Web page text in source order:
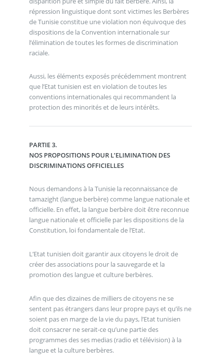
répression linguistique dont sont victimes les Berbères
de Tunisie constitue une violation non équivoque des
dispositions de la Convention internationale sur
l’élimination de toutes les formes de discrimination
raciale.
Aussi, les éléments exposés précédemment montrent
que l’Etat tunisien est en violation de toutes les
conventions internationales qui recommandent la
protection des minorités et de leurs intérêts.
PARTIE 3.
NOS PROPOSITIONS POUR L’ELIMINATION DES
DISCRIMINATIONS OFFICIELLES
Nous demandons à la Tunisie la reconnaissance de
tamazight (langue berbère) comme langue nationale et
officielle. En effet, la langue berbère doit être reconnue
langue nationale et officielle par les dispositions de la
Constitution, loi fondamentale de l’Etat.
L’Etat tunisien doit garantir aux citoyens le droit de
créer des associations pour la sauvegarde et la
promotion des langue et culture berbères.
Afin que des dizaines de milliers de citoyens ne se
sentent pas étrangers dans leur propre pays et qu’ils ne
soient pas en marge de la vie du pays, l’Etat tunisien
doit consacrer ne serait-ce qu’une partie des
programmes des ses medias (radio et télévision) à la
langue et la culture berbères.